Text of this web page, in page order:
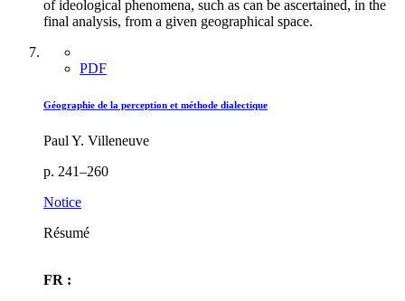
of ideological phenomena, such as can be ascertained, in the
final analysis, from a given geographical space.
PDF
Géographie de la perception et méthode dialectique
Paul Y. Villeneuve
p. 241–260
Notice
Résumé
FR :